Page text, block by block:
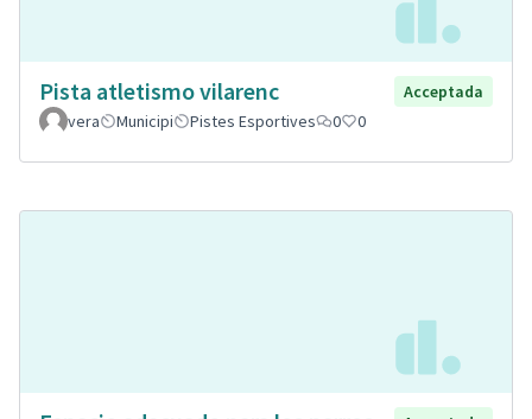
Pista atletismo vilarenc
Acceptada
vera
Municipi Pistes Esportives 0 0